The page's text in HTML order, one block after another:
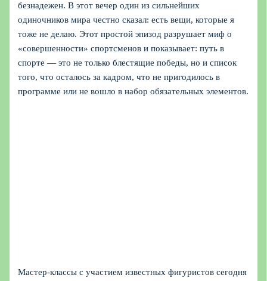
безнадежен. В этот вечер один из сильнейших
одиночников мира честно сказал: есть вещи, которые я
тоже не делаю. Этот простой эпизод разрушает миф о
«совершенности» спортсменов и показывает: путь в
спорте — это не только блестящие победы, но и список
того, что осталось за кадром, что не пригодилось в
программе или не вошло в набор обязательных элементов.
Мастер-классы с участием известных фигуристов сегодня